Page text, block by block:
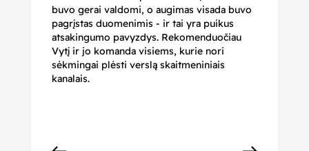
buvo gerai valdomi, o augimas visada buvo
pagrįstas duomenimis - ir tai yra puikus
atsakingumo pavyzdys. Rekomenduočiau
Vytį ir jo komanda visiems, kurie nori
sėkmingai plėsti verslą skaitmeniniais
kanalais.